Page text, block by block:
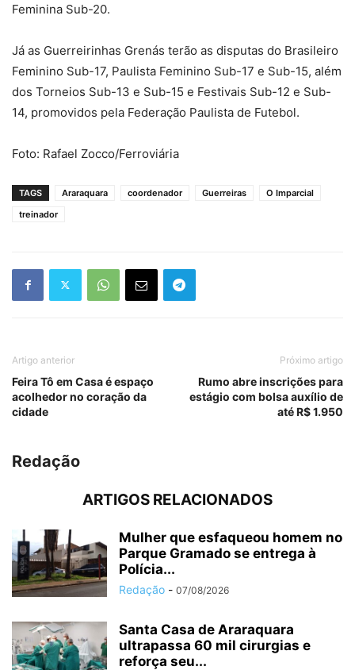
Feminina Sub-20.
Já as Guerreirinhas Grenás terão as disputas do Brasileiro
Feminino Sub-17, Paulista Feminino Sub-17 e Sub-15, além
dos Torneios Sub-13 e Sub-15 e Festivais Sub-12 e Sub-
14, promovidos pela Federação Paulista de Futebol.
Foto: Rafael Zocco/Ferroviária
TAGS Araraquara coordenador Guerreiras
O Imparcial
treinador
Artigo anterior
Feira Tô em Casa é espaço
acolhedor no coração da
cidade
Próximo artigo
Rumo abre inscrições para
estágio com bolsa auxílio de
até R$ 1.950
Redação
ARTIGOS RELACIONADOS
Mulher que esfaqueou homem no
Parque Gramado se entrega à
Polícia...
Redação - 07/08/2026
Santa Casa de Araraquara
ultrapassa 60 mil cirurgias e
reforça seu...